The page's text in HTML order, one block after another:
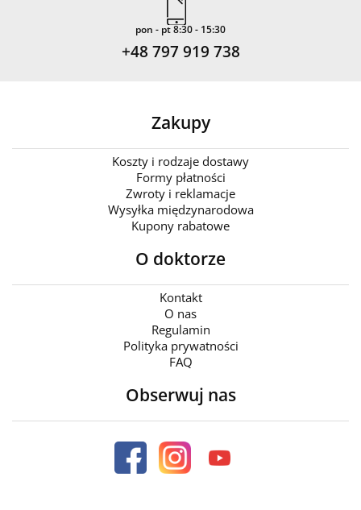
pon - pt 8:30 - 15:30
+48 797 919 738
Zakupy
Koszty i rodzaje dostawy
Formy płatności
Zwroty i reklamacje
Wysyłka międzynarodowa
Kupony rabatowe
O doktorze
Kontakt
O nas
Regulamin
Polityka prywatności
FAQ
Obserwuj nas